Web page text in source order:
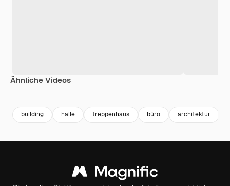
Ähnliche Videos
building halle treppenhaus büro architektur